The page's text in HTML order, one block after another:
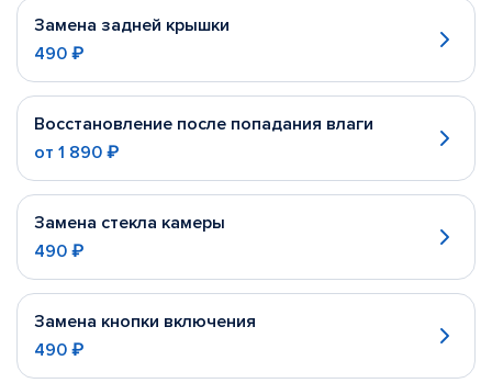
Замена задней крышки
490 ₽
Восстановление после попадания влаги
от 1 890 ₽
Замена стекла камеры
490 ₽
Замена кнопки включения
490 ₽